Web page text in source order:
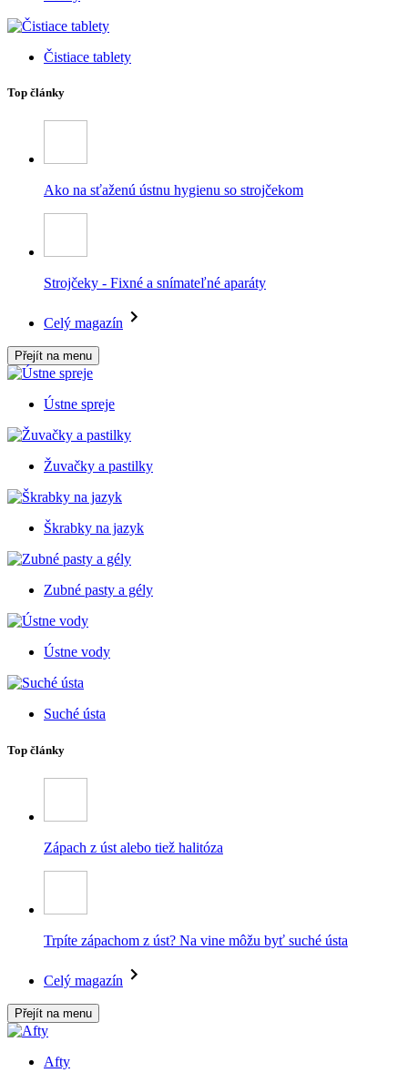
Čistiace tablety
Top články
Ako na sťaženú ústnu hygienu so strojčekom
Strojčeky - Fixné a snímateľné aparáty
Celý magazín
Přejít na menu
Ústne spreje
Žuvačky a pastilky
Škrabky na jazyk
Zubné pasty a gély
Ústne vody
Suché ústa
Top články
Zápach z úst alebo tiež halitóza
Trpíte zápachom z úst? Na vine môžu byť suché ústa
Celý magazín
Přejít na menu
Afty